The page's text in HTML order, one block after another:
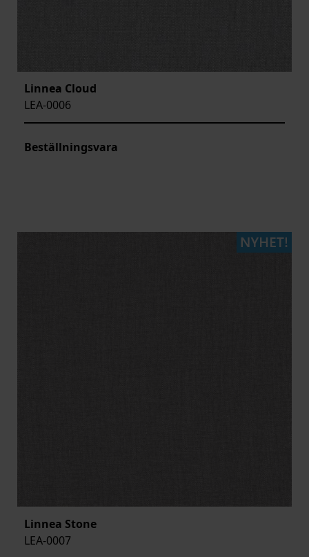
Linnea Cloud
LEA-0006
Beställningsvara
Linnea Stone
LEA-0007